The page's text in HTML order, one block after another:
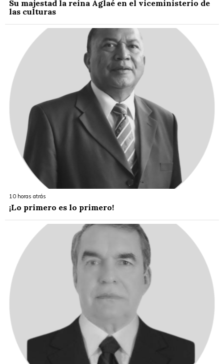
Su majestad la reina Aglaé en el viceministerio de
las culturas
10 horas atrás
¡Lo primero es lo primero!